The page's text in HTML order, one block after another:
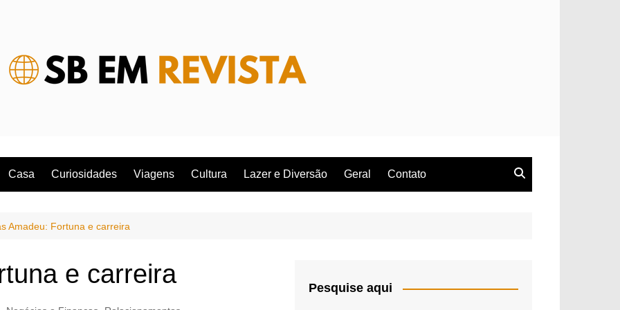
Casa Curiosidades Viagens Cultura Lazer e Diversão Geral Contato
Amadeu: Fortuna e carreira
e carreira Pesquise aqui